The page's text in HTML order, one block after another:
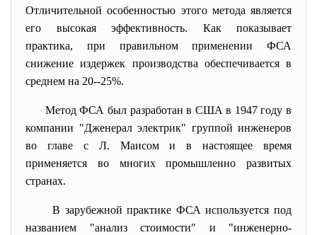
Отличительной особенностью этого метода является
его высокая эффективность. Как показывает
практика, при правильном применении ФСА
снижение издержек производства обеспечивается в
среднем на 20--25%.
Метод ФСА был разработан в США в 1947 году в
компании "Дженерал электрик" группой инженеров
во главе с Л. Маисом и в настоящее время
применяется во многих промышленно развитых
странах.
В зарубежной практике ФСА используется под
названием "анализ стоимости" и "инженерно-